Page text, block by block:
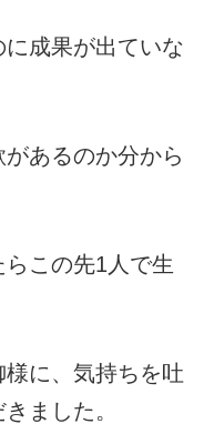
成果が出ていな
あるのか分から
この先1人で生
に、気持ちを吐
ました。